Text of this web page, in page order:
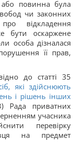
повинна була
чи законних
відкладення
бути оскаржене
особа дізналася
її прав,
до статті 35
які здійснюють
і рішень інших
приватних
учасника
перевірку
на предмет